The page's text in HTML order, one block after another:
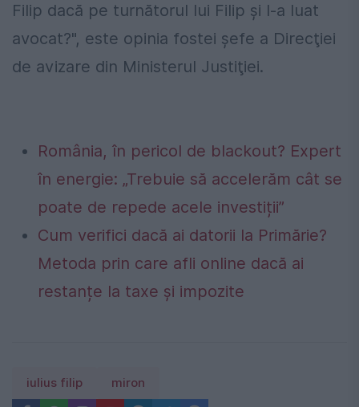
Filip dacă pe turnătorul lui Filip și l-a luat
avocat?", este opinia fostei şefe a Direcţiei
de avizare din Ministerul Justiţiei.
România, în pericol de blackout? Expert
în energie: „Trebuie să accelerăm cât se
poate de repede acele investiții”
Cum verifici dacă ai datorii la Primărie?
Metoda prin care afli online dacă ai
restanțe la taxe și impozite
iulius filip miron